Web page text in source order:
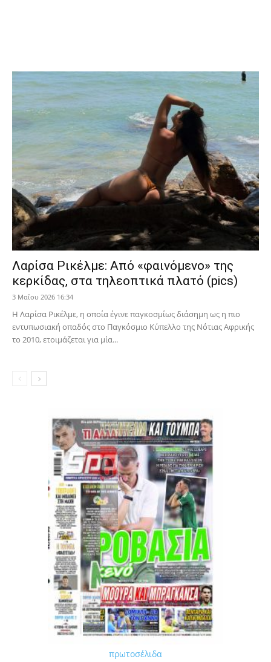
Λαρίσα Ρικέλμε: Από «φαινόμενο» της
κερκίδας, στα τηλεοπτικά πλατό (pics)
3 Μαΐου 2026 16:34
Η Λαρίσα Ρικέλμε, η οποία έγινε παγκοσμίως διάσημη ως η πιο
εντυπωσιακή οπαδός στο Παγκόσμιο Κύπελλο της Νότιας Αφρικής
το 2010, ετοιμάζεται για μία...
πρωτοσέλιδα